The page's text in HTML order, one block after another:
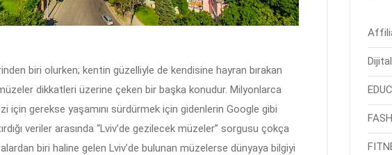
biri olurken; kentin güzelliyle de kendisine hayran bırakan
dikkatleri üzerine çeken bir başka konudur. Milyonlarca
için gerekse yaşamını sürdürmek için gidenlerin Google gibi
veriler arasında “Lviv’de gezilecek müzeler” sorgusu çokça
biri haline gelen Lviv’de bulunan müzelerse dünyaya bilgiyi